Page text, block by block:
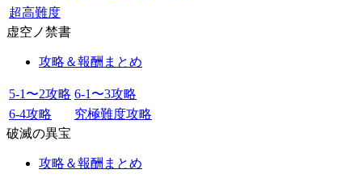
超高難度
虚空ノ禁書
攻略＆報酬まとめ
5-1〜2攻略 6-1〜3攻略
6-4攻略
究極難度攻略
破滅の異宝
攻略＆報酬まとめ